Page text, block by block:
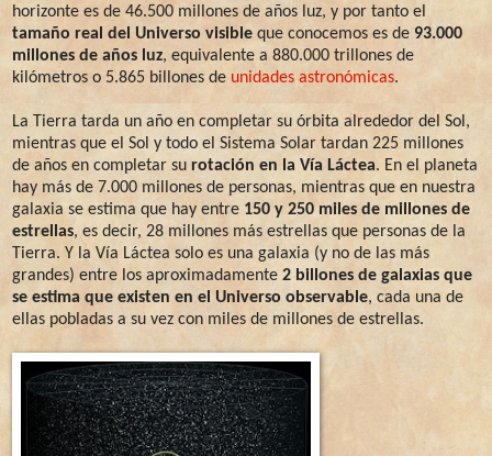
horizonte es de 46.500 millones de años luz, y por tanto el
tamaño real del Universo visible que conocemos es de 93.000
millones de años luz, equivalente a 880.000 trillones de
kilómetros o 5.865 billones de unidades astronómicas.
La Tierra tarda un año en completar su órbita alrededor del Sol,
mientras que el Sol y todo el Sistema Solar tardan 225 millones
de años en completar su rotación en la Vía Láctea. En el planeta
hay más de 7.000 millones de personas, mientras que en nuestra
galaxia se estima que hay entre 150 y 250 miles de millones de
estrellas, es decir, 28 millones más estrellas que personas de la
Tierra. Y la Vía Láctea solo es una galaxia (y no de las más
grandes) entre los aproximadamente 2 billones de galaxias que
se estima que existen en el Universo observable, cada una de
ellas pobladas a su vez con miles de millones de estrellas.